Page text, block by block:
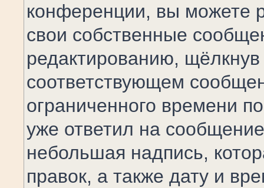
конференции, вы можете
свои собственные
редактированию,
соответствующем
ограниченного времени
уже ответил на
небольшая надпись,
правок, а также дату и